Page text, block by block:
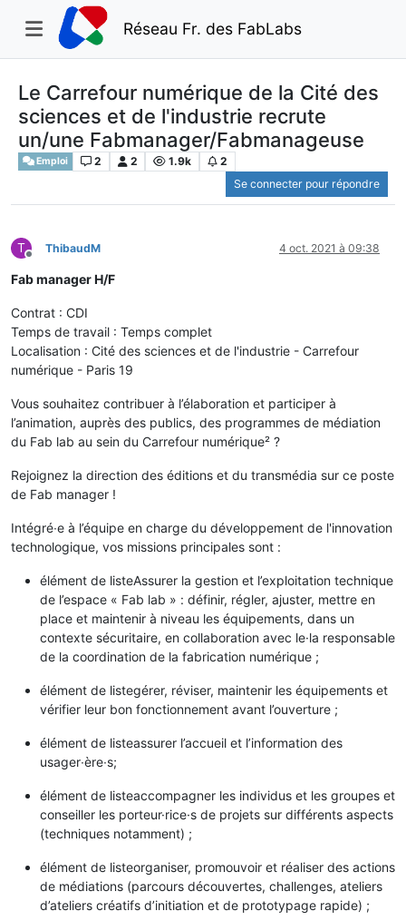
Réseau Fr. des FabLabs
Le Carrefour numérique de la Cité des
sciences et de l'industrie recrute
un/une Fabmanager/Fabmanageuse
Emploi 2 2 1.9k
2
Se connecter pour répondre
T
Hors-ligne
ThibaudM 4 oct. 2021 à 09:38
Fab manager H/F
Contrat : CDI
Temps de travail : Temps complet
Localisation : Cité des sciences et de l'industrie - Carrefour
numérique - Paris 19
Vous souhaitez contribuer à l’élaboration et participer à
l’animation, auprès des publics, des programmes de médiation
du Fab lab au sein du Carrefour numérique² ?
Rejoignez la direction des éditions et du transmédia sur ce poste
de Fab manager !
Intégré∙e à l’équipe en charge du développement de l'innovation
technologique, vos missions principales sont :
élément de listeAssurer la gestion et l’exploitation technique
de l’espace « Fab lab » : définir, régler, ajuster, mettre en
place et maintenir à niveau les équipements, dans un
contexte sécuritaire, en collaboration avec le·la responsable
de la coordination de la fabrication numérique ;
élément de listegérer, réviser, maintenir les équipements et
vérifier leur bon fonctionnement avant l’ouverture ;
élément de listeassurer l’accueil et l’information des
usager∙ère∙s;
élément de listeaccompagner les individus et les groupes et
conseiller les porteur·rice·s de projets sur différents aspects
(techniques notamment) ;
élément de listeorganiser, promouvoir et réaliser des actions
de médiations (parcours découvertes, challenges, ateliers
d’ateliers créatifs d’initiation et de prototypage rapide) ;